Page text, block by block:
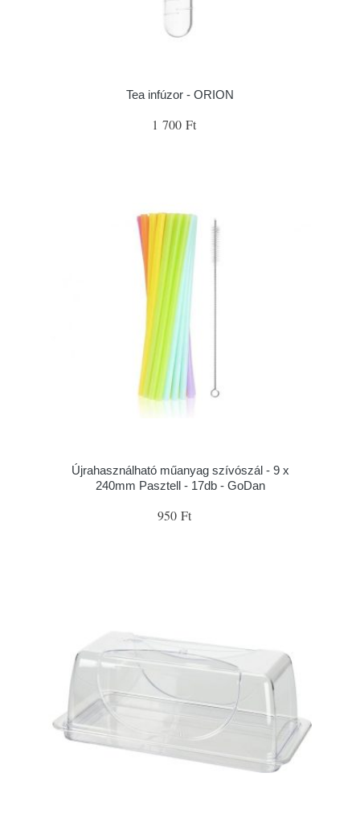
Tea infúzor - ORION
1 700 Ft
Újrahasználható műanyag szívószál - 9 x
240mm Pasztell - 17db - GoDan
950 Ft